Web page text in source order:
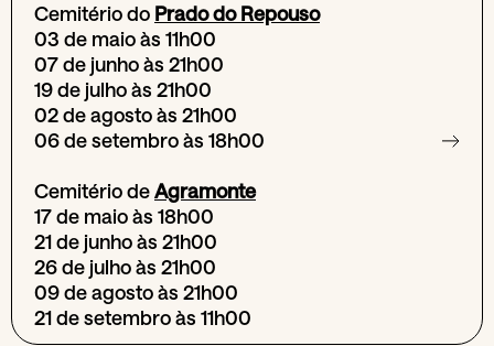
Cemitério do Prado do Repouso
03 de maio às 11h00
07 de junho às 21h00
19 de julho às 21h00
02 de agosto às 21h00
06 de setembro às 18h00
Cemitério deAgramonte
17 de maio às 18h00
21 de junho às 21h00
26 de julho às 21h00
09 de agosto às 21h00
21 de setembro às 11h00